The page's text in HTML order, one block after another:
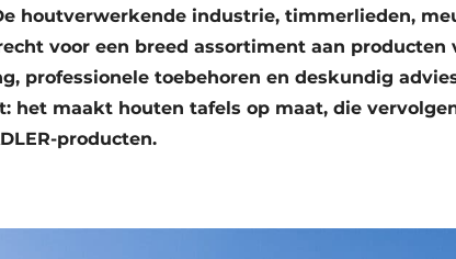
houtverwerkende industrie, timmerlieden,
voor een breed assortiment aan producten
professionele toebehoren en deskundig
het maakt houten tafels op maat, die
producten.